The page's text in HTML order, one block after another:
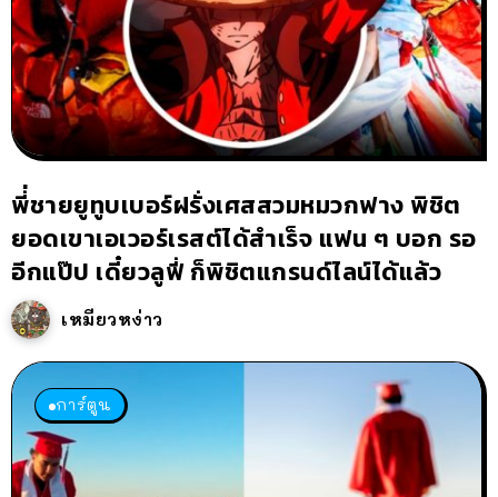
พี่่ชายยูทูบเบอร์ฝรั่งเศสสวมหมวกฟาง พิชิต
ยอดเขาเอเวอร์เรสต์ได้สำเร็จ แฟน ๆ บอก รอ
อีกแป๊ป เดี๋ยวลูฟี่ ก็พิชิตแกรนด์ไลน์ได้แล้ว
เหมียวหง่าว
การ์ตูน